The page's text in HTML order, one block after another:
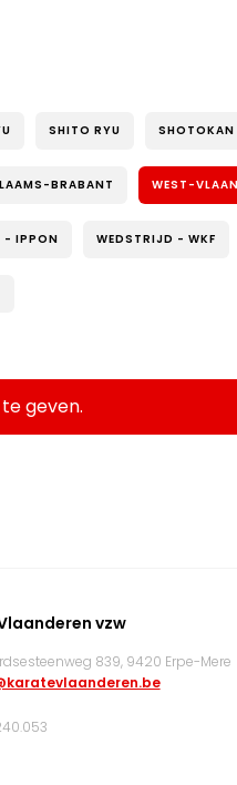
SHITO RYU SHOTOKAN
BRABANT WEST-
- IPPON WEDSTRIJD - WKF
geven.
vzw
839, 9420 Erpe-Mere